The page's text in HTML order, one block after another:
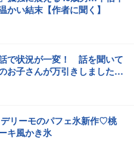
かい結末【作者に聞く】
で状況が一変！ 話を聞いて
お子さんが万引きしました
リーモのパフェ氷新作♡桃
キ風かき氷